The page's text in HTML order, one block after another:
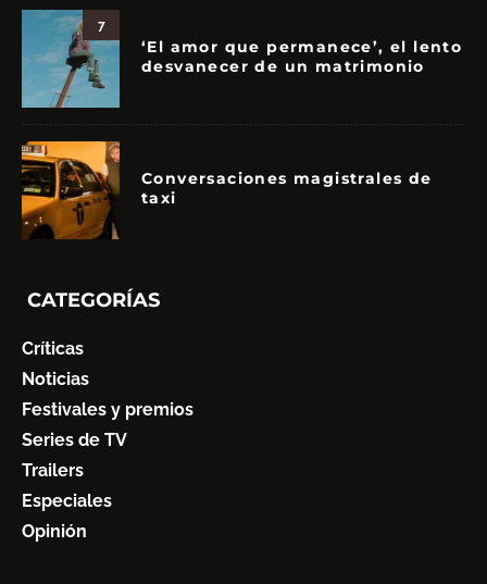
7
‘El amor que permanece’, el lento
desvanecer de un matrimonio
Conversaciones magistrales de
taxi
CATEGORÍAS
Críticas
Noticias
Festivales y premios
Series de TV
Trailers
Especiales
Opinión